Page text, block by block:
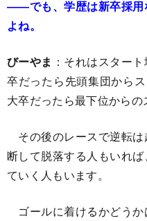
――でも、学歴は新卒採用
よね。
びーやま ：それはスター
卒だったら先頭集団から
大卒だったら最下位からの
その後のレースで逆転
断して脱落する人もいれ
ていく人もいます。
ゴールに着けるかどう